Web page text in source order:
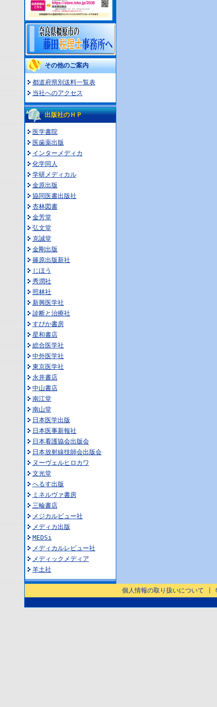
その他のご案内
都道府県別送料一覧表
当社へのアクセス
出版社のＨＰ
医学書院
医歯薬出版
インターメディカ
化学同人
学研メディカル
金原出版
協同医書出版社
杏林図書
金芳堂
弘文堂
克誠堂
金剛出版
篠原出版新社
じほう
秀潤社
照林社
新興医学社
診断と治療社
すぴか書房
星和書店
総合医学社
中外医学社
東京医学社
永井書店
中山書店
南江堂
南山堂
日本医学出版
日本医事新報社
日本看護協会出版会
日本放射線技師会出版会
ヌーヴェルヒロカワ
文光堂
へるす出版
ミネルヴァ書房
三輪書店
メジカルビュー社
メディカ出版
MEDSi
メディカルレビュー社
メディックメディア
羊土社
個人情報の取り扱いについて